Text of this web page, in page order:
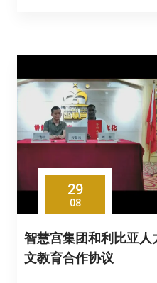
29
08
智慧宫集团和利比亚
文教育合作协议